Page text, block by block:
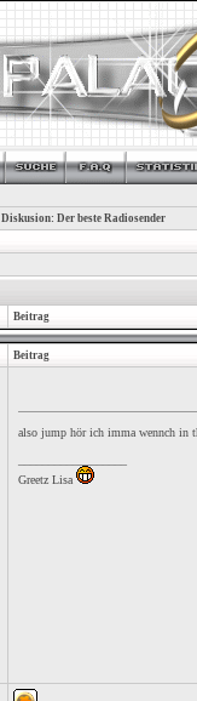
Diskusion: Der beste Radiosender
Beitrag
Beitrag
also jump hör ich imma wennch in
Greetz Lisa